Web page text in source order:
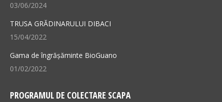
03/06/2024
TRUSA GRĂDINARULUI DIBACI
15/04/2022
Gama de îngrășăminte BioGuano
01/02/2022
PROGRAMUL DE COLECTARE SCAPA